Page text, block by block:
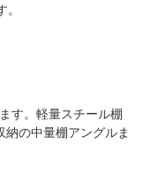
す。軽量スチール棚
納の中量棚アングルま